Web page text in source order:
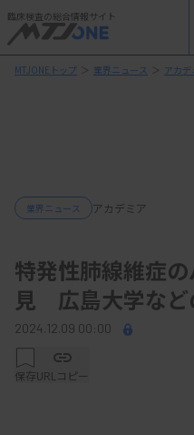
臨床検査の総合情報サイト
MTJONEトップ ＞ 業界ニュース ＞ アカデ
業界ニュース アカデミア
特発性肺線維症
見 広島大学など
2024.12.09 00:00
保存URLコピー